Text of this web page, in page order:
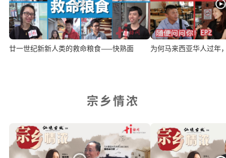
廿一世纪新新人类的救命粮食——快熟面 为何马来西亚华人过
宗乡情浓